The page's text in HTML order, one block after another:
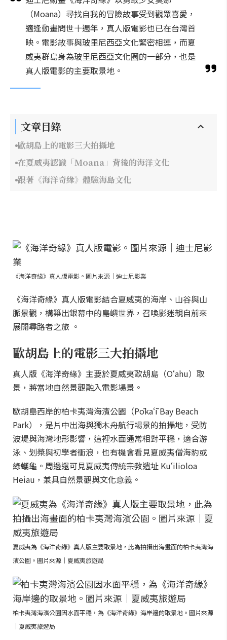
（Moana）尋找自我的冒險故事受到觀眾喜愛，
適逢動畫問世十週年，真人版電影也已在台灣首
映。電影故事與玻里尼西亞文化緊密相連，而夏
威夷群島身為玻里尼西亞文化圈的一部分，也是
真人版電影的主要取景地。
文章目錄
歐胡島上的電影三大拍攝地
在夏威夷認識「Moana」背後的海洋文化
跟著《海洋奇緣》體驗海島文化
《海洋奇緣》真人版電影。圖片來源｜迪士尼影業
《海洋奇緣》真人版電影結合夏威夷的海岸、山谷與山
脈景觀，構築出銀幕中的島嶼世界，召喚影迷親自前來
展開尋路者之旅 。
歐胡島上的電影三大拍攝地
真人版《海洋奇緣》主要於夏威夷歐胡島（Oʻahu）取
景，將當地自然景觀融入電影場景。
歐胡島西岸的柏卡夷灣海濱公園（Pōkaʻī Bay Beach
Park），是片中出海與獨木舟航行場景的拍攝地，受防
波堤與海灣地形影響，這裡水面通常相對平穩，適合游
泳、划槳與初學者衝浪，也有機會看見夏威夷僧海豹或
綠蠵龜。周邊還可見夏威夷傳統宗教遺址 Kuʻilioloa
Heiau，兼具自然景觀與文化意義。
夏威夷為《海洋奇緣》真人版主要取景地，此為拍攝出海畫面的柏卡夷灣海
濱公園。圖片來源｜夏威夷旅遊局
柏卡夷灣海濱公園因水面平穩，為《海洋奇緣》海岸邊的取景地。圖片來源
｜夏威夷旅遊局